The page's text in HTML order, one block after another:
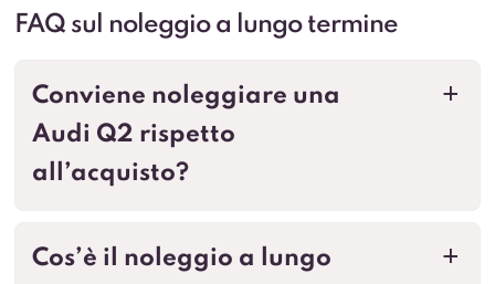
FAQ sul noleggio a lungo termine
a
Conviene noleggiare una
Audi Q2 rispetto
all’acquisto?
a
Cos’è il noleggio a lungo